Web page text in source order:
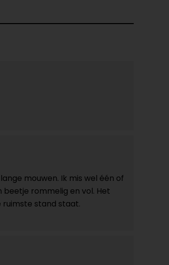
mouwen. Ik mis wel één of
rommelig en vol. Het
stand staat.